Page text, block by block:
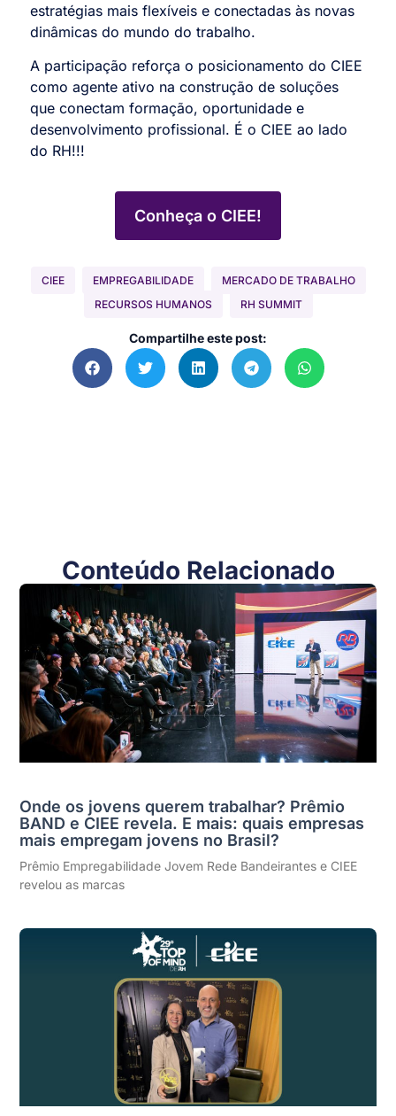
estratégias mais flexíveis e conectadas às novas
dinâmicas do mundo do trabalho.
A participação reforça o posicionamento do CIEE
como agente ativo na construção de soluções
que conectam formação, oportunidade e
desenvolvimento profissional. É o CIEE ao lado
do RH!!!
Conheça o CIEE!
CIEE EMPREGABILIDADE
MERCADO DE TRABALHO
RECURSOS HUMANOS
RH SUMMIT
Compartilhe este post:
Conteúdo Relacionado
Onde os jovens querem trabalhar? Prêmio
BAND e CIEE revela. E mais: quais empresas
mais empregam jovens no Brasil?
Prêmio Empregabilidade Jovem Rede Bandeirantes e CIEE
revelou as marcas